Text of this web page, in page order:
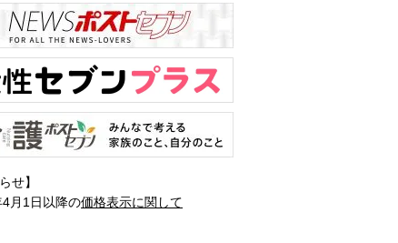
せ】
月1日以降の価格表示に関して